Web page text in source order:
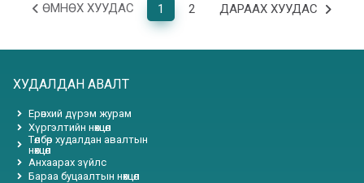
ӨМНӨХ ХУУДАС 1 2 ДАРААХ ХУУДАС
ХУДАЛДАН АВАЛТ
Ерөнхий дүрэм журам
Хүргэлтийн нөхцөл
Төлбөр худалдан авалтын
нөхцөл
Анхаарах зүйлс
Бараа буцаалтын нөхцөл